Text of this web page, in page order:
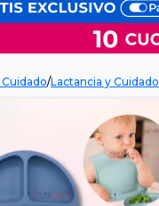
/Lactancia y Cuidado